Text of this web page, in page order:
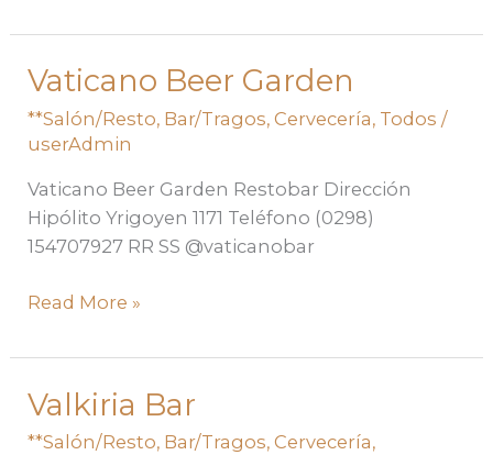
Vaticano Beer Garden
**Salón/Resto, Bar/Tragos,Cervecería, Todos /
userAdmin
Vaticano Beer Garden Restobar Dirección
Hipólito Yrigoyen 1171 Teléfono (0298)
154707927 RR SS @vaticanobar
Vaticano
Garden
Read More »
Valkiria Bar
**Salón/Resto, Bar/Tragos,Cervecería,
Valkiria